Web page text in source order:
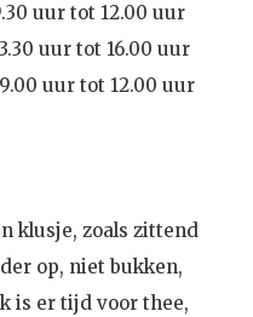
uur tot 12.00 uur
uur tot 16.00 uur
uur tot 12.00 uur
klusje, zoals zittend
op, niet bukken,
is er tijd voor thee,